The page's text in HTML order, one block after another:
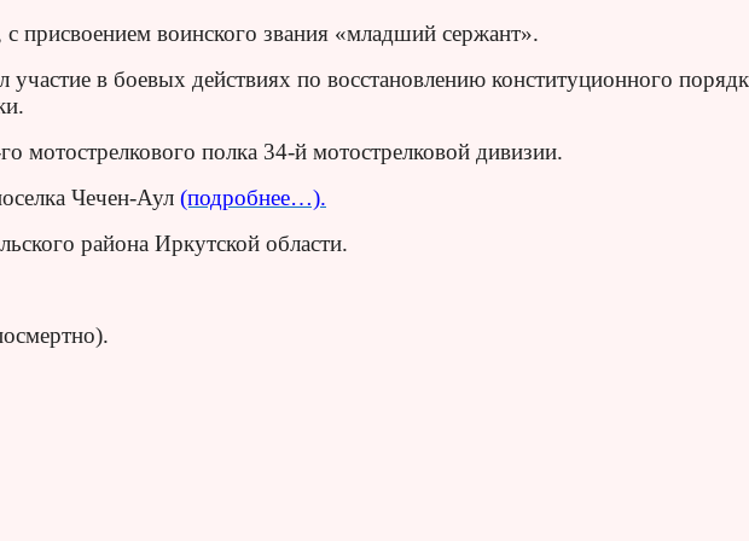
присвоением воинского звания «младший сержант».
в боевых действиях по восстановлению конституционного
мотострелкового полка 34-й мотострелковой дивизии.
Чечен-Аул (подробнее…).
района Иркутской области.